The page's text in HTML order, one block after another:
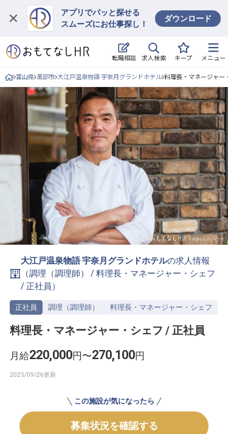
アプリでパッと探せる
スムーズにお仕事探し！
ダウンロード
転職相談 求人検索 キープ メニュー
ログイン
求人・施設を探す
キープした求人
就職・転職 合同説明会
おもてなしHRについて
ご利用の流れ
よくある質問
ホテル・宿泊業界情報コラム
無料
採用をお考えの企業様へ
富山県 黒部市 大江戸温泉物語 宇奈月グランドホテル 料理長・マネージャー
大江戸温泉物語 宇奈月グランドホテルの求人情報
（調理（調理師） /料理長・マネージャー・シェフ
/正社員 ）
正社員 調理（調理師） 料理長・マネージャー・シェフ
料理長・マネージャー・シェフ / 正社員
月給220,000円〜270,100円
この施設が気になったら
募集状況を確認する